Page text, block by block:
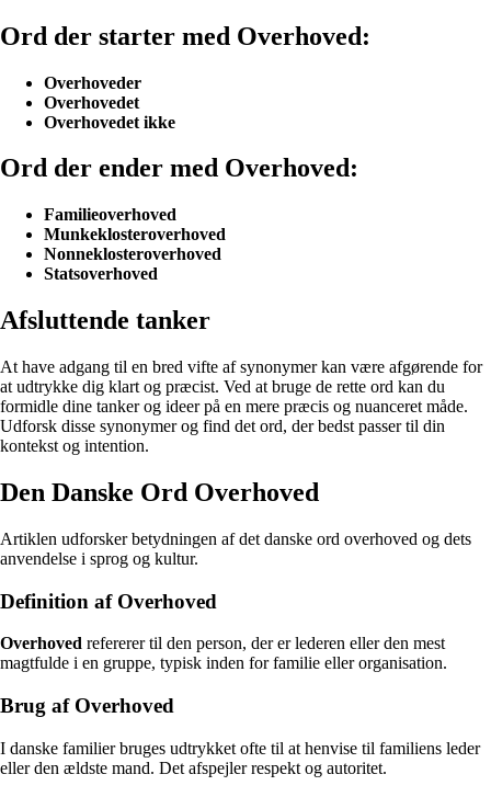
Ord der starter med Overhoved:
Overhoveder
Overhovedet
Overhovedet ikke
Ord der ender med Overhoved:
Familieoverhoved
Munkeklosteroverhoved
Nonneklosteroverhoved
Statsoverhoved
Afsluttende tanker
At have adgang til en bred vifte af synonymer kan være afgørende for
at udtrykke dig klart og præcist. Ved at bruge de rette ord kan du
formidle dine tanker og ideer på en mere præcis og nuanceret måde.
Udforsk disse synonymer og find det ord, der bedst passer til din
kontekst og intention.
Den Danske Ord Overhoved
Artiklen udforsker betydningen af det danske ord overhoved og dets
anvendelse i sprog og kultur.
Definition af Overhoved
Overhoved refererer til den person, der er lederen eller den mest
magtfulde i en gruppe, typisk inden for familie eller organisation.
Brug af Overhoved
I danske familier bruges udtrykket ofte til at henvise til familiens leder
eller den ældste mand. Det afspejler respekt og autoritet.